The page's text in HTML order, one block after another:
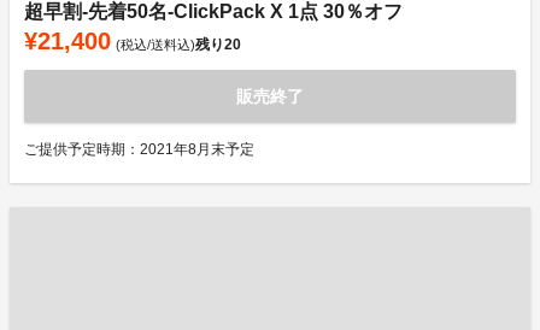
超早割-先着50名-ClickPack X 1点 30％オフ
¥21,400 (税込/送料込)残り20
販売終了
ご提供予定時期：2021年8月末予定